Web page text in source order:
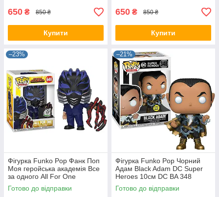
650 ₴ 850 ₴
Купити
650 ₴ 850 ₴
Купити
–23%
Фігурка Funko Pop Фанк Поп
Моя геройська академія Все
за одного All For One
Exclusive 10 см Anime MHA
AF 646
Готово до відправки
–21%
Фігурка Funko Pop Чорний
Адам Black Adam DC Super
Heroes 10см DC BA 348
Готово до відправки